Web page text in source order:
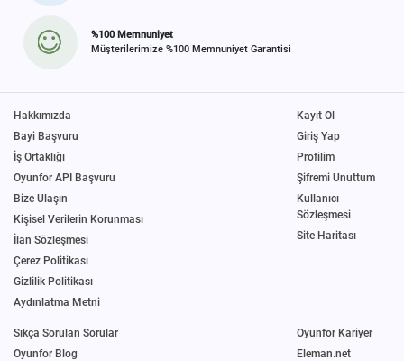
%100 Memnuniyet
Müşterilerimize %100 Memnuniyet Garantisi
Hakkımızda
Bayi Başvuru
İş Ortaklığı
Oyunfor API Başvuru
Bize Ulaşın
Kişisel Verilerin Korunması
İlan Sözleşmesi
Çerez Politikası
Gizlilik Politikası
Aydınlatma Metni
Kayıt Ol
Giriş Yap
Profilim
Şifremi Unuttum
Kullanıcı
Sözleşmesi
Site Haritası
Sıkça Sorulan Sorular
Oyunfor Blog
Oyunfor Kariyer
Eleman.net